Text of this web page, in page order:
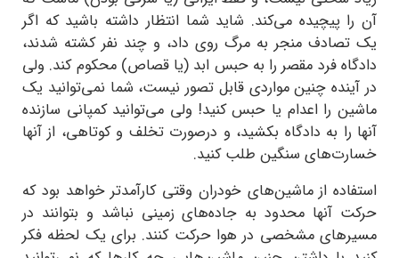
آن را پیچیده می‌کند. شاید شما انتظار داشته باشید که اگر
یک تصادف منجر به مرگ روی داد، و چند نفر کشته شدند،
دادگاه فرد مقصر را به حبس ابد (یا قصاص) محکوم کند. ولی
در آینده چنین مواردی قابل تصور نیست، شما نمی‌توانید یک
ماشین را اعدام یا حبس کنید! ولی می‌توانید کمپانی سازنده
آنها را به دادگاه بکشید، و درصورت تخلف و کوتاهی، از آنها
خسارت‌های سنگین طلب کنید.
استفاده از ماشین‌های خودران وقتی کارآمدتر خواهد بود که
حرکت آنها محدود به جاده‌های زمینی نباشد و بتوانند در
مسیرهای مشخصی در هوا حرکت کنند. برای یک لحظه فکر